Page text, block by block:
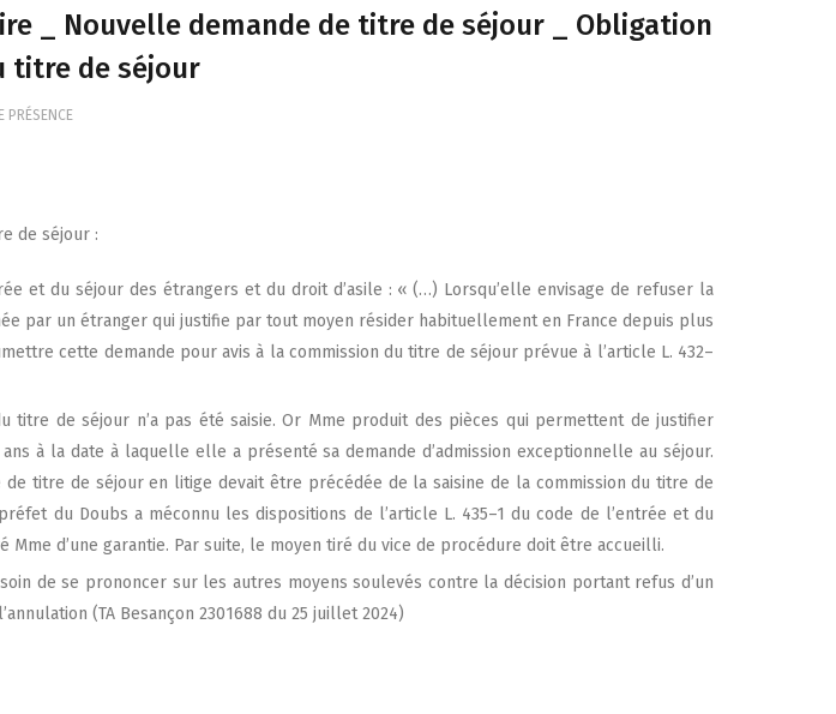
_ Nouvelle demande de titre de séjour _ Obligation
titre de séjour
PRÉSENCE
de séjour :
et du séjour des étran­gers et du droit d’asile : « (…) Lorsqu’elle envi­sage de refu­ser la
par un étran­ger qui jus­ti­fie par tout moyen rési­der habi­tuel­le­ment en France depuis plus
cette demande pour avis à la com­mis­sion du titre de séjour pré­vue à l’article L. 432–
titre de séjour n’a pas été sai­sie. Or Mme pro­duit des pièces qui per­mettent de jus­ti­fier
à la date à laquelle elle a pré­sen­té sa demande d’admission excep­tion­nelle au séjour.
titre de séjour en litige devait être pré­cé­dée de la sai­sine de la com­mis­sion du titre de
du Doubs a mécon­nu les dis­po­si­tions de l’article L. 435–1 du code de l’entrée et du
Mme d’une garan­tie. Par suite, le moyen tiré du vice de pro­cé­dure doit être accueilli.
de se pro­non­cer sur les autres moyens sou­le­vés contre la déci­sion por­tant refus d’un
(TA Besan­çon 2301688 du 25 juillet 2024)